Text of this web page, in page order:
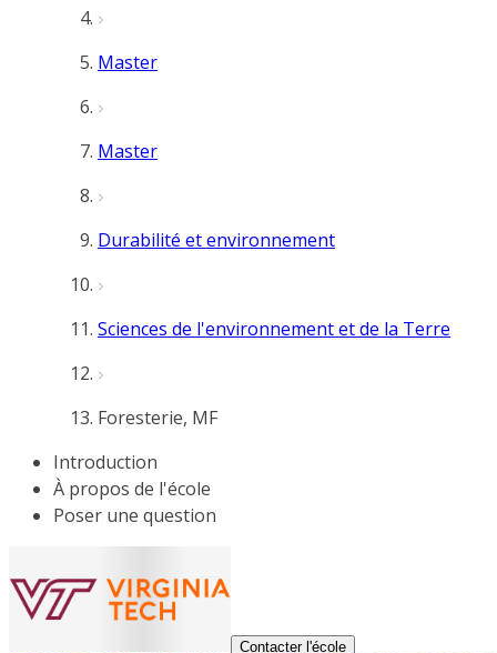
Master
Master
Durabilité et environnement
Sciences de l'environnement et de la Terre
Foresterie, MF
Introduction
À propos de l'école
Poser une question
Contacter l'école